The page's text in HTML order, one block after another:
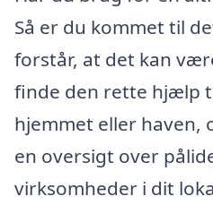
Så er du kommet til
forstår, at det kan
finde den rette hjælp
hjemmet eller haven,
en oversigt over
virksomheder i dit